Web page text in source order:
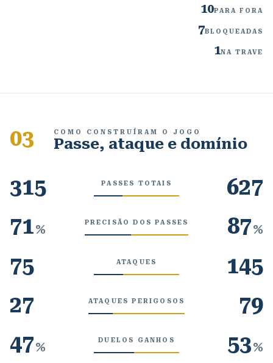
10PARA FORA
7BLOQUEADAS
1NA TRAVE
03 COMO CONSTRUÍRAM O JOGO
Passe, ataque e domínio
315 PASSES TOTAIS
627
71% PRECISÃO DOS PASSES 87%
75 ATAQUES
145
27
ATAQUES PERIGOSOS
79
47% DUELOS GANHOS 53%